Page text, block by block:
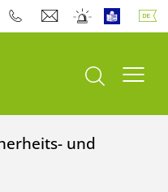
Suche öffnen
und